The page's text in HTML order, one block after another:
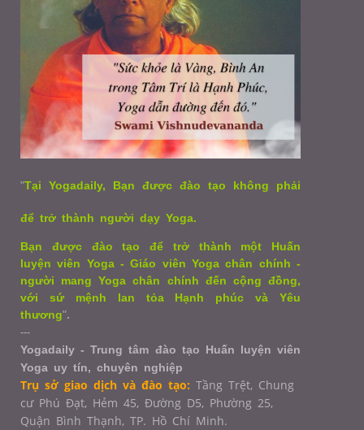
"Tại Yogadaily, Bạn được đào tạo không phải
để trở thành người dạy Yoga.
Bạn được đào tạo để trở thành một Huấn
luyện viên Yoga - Giáo viên Yoga chân chính -
người mang Yoga chân chính đến cộng đồng,
với sứ mệnh lan tỏa Hạnh phúc và Yêu
thương".
---
Yogadaily - Trung tâm đào tạo Huấn luyện viên
Yoga uy tín, chuyên nghiệp
Trụ sở giao dịch và đào tạo: Tầng Trệt, Chung
cư Phú Đạt, Hẻm 45, Đường D5, Phường 25,
Quận Bình Thạnh, TP. Hồ Chí Minh.